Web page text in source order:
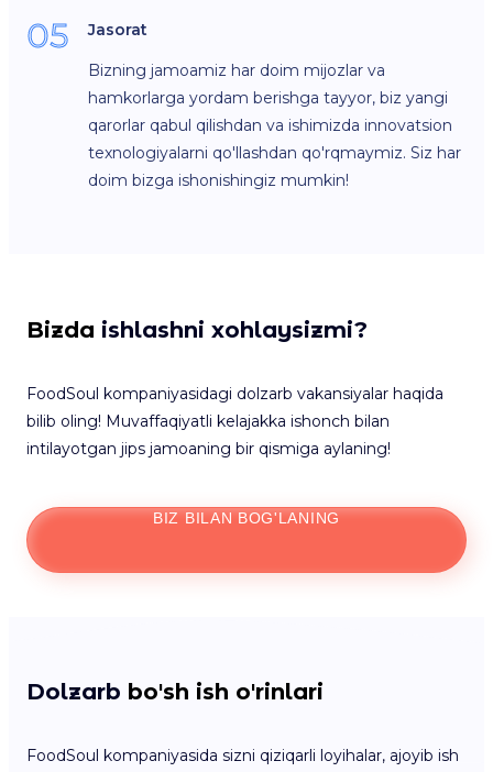
05 Jasorat
Bizning jamoamiz har doim mijozlar va
hamkorlarga yordam berishga tayyor, biz yangi
qarorlar qabul qilishdan va ishimizda innovatsion
texnologiyalarni qo'llashdan qo'rqmaymiz. Siz har
doim bizga ishonishingiz mumkin!
Bizda ishlashni xohlaysizmi?
FoodSoul kompaniyasidagi dolzarb vakansiyalar haqida
bilib oling! Muvaffaqiyatli kelajakka ishonch bilan
intilayotgan jips jamoaning bir qismiga aylaning!
BIZ BILAN BOG'LANING
Dolzarb bo'sh ish o'rinlari
FoodSoul kompaniyasida sizni qiziqarli loyihalar, ajoyib ish